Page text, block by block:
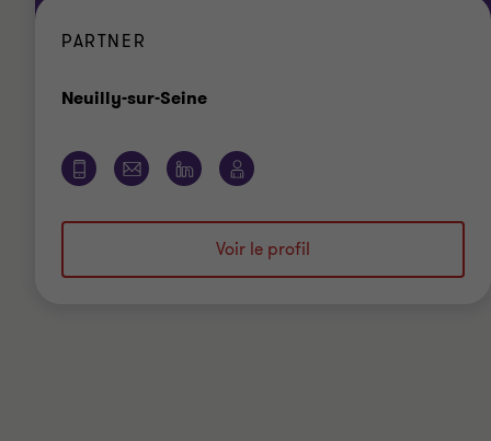
PARTNER
Neuilly-sur-SeineBureau
Voir le profil